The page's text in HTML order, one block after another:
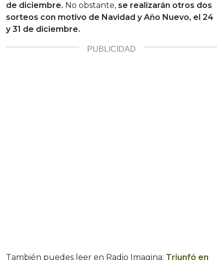
de diciembre. No obstante, se realizarán otros dos
sorteos con motivo de Navidad y Año Nuevo, el 24
y 31 de diciembre.
También puedes leer en Radio Imagina: Triunfó en